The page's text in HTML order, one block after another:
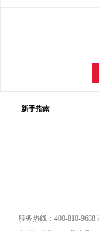
新手指南
服务热线：400-810-